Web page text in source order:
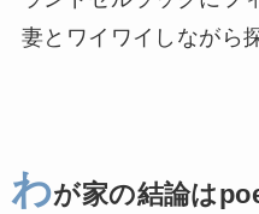
妻とワイワイしながら
わが家の結論は